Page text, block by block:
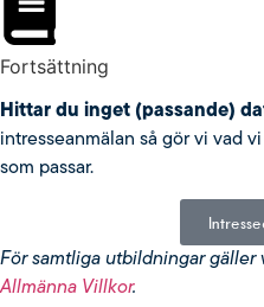
Fortsättning
Hittar du inget (passande)
intresseanmälan så gör vi vad
som passar.
För samtliga utbildningar gäller
Allmänna Villkor.